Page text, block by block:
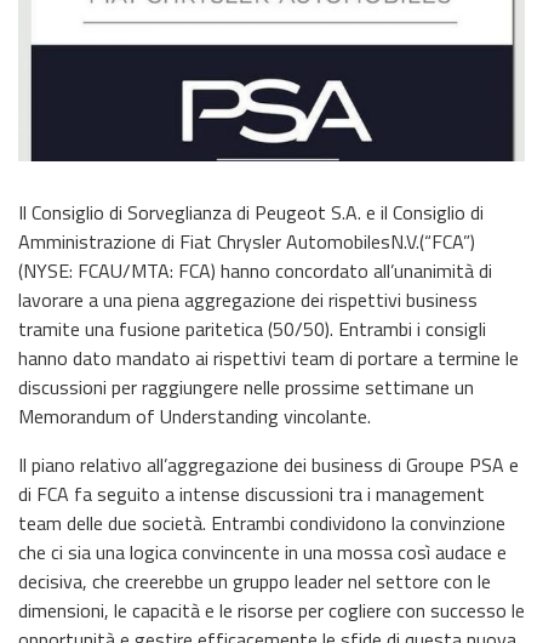
Il Consiglio di Sorveglianza di Peugeot S.A. e il Consiglio di
Amministrazione di Fiat Chrysler AutomobilesN.V.(“FCA”)
(NYSE: FCAU/MTA: FCA) hanno concordato all’unanimità di
lavorare a una piena aggregazione dei rispettivi business
tramite una fusione paritetica (50/50). Entrambi i consigli
hanno dato mandato ai rispettivi team di portare a termine le
discussioni per raggiungere nelle prossime settimane un
Memorandum of Understanding vincolante.
Il piano relativo all’aggregazione dei business di Groupe PSA e
di FCA fa seguito a intense discussioni tra i management
team delle due società. Entrambi condividono la convinzione
che ci sia una logica convincente in una mossa così audace e
decisiva, che creerebbe un gruppo leader nel settore con le
dimensioni, le capacità e le risorse per cogliere con successo le